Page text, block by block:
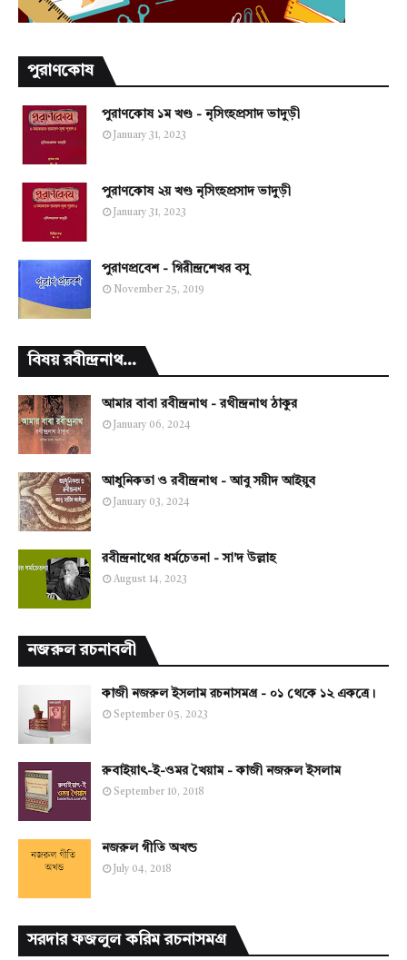
পুরাণকোষ
পুরাণকোষ ১ম খণ্ড - নৃসিংহপ্রসাদ ভাদুড়ী
January 31, 2023
পুরাণকোষ ২য় খণ্ড নৃসিংহপ্রসাদ ভাদুড়ী
January 31, 2023
পুরাণপ্রবেশ - গিরীন্দ্রশেখর বসু
November 25, 2019
বিষয় রবীন্দ্রনাথ...
আমার বাবা রবীন্দ্রনাথ - রথীন্দ্রনাথ ঠাকুর
January 06, 2024
আধুনিকতা ও রবীন্দ্রনাথ - আবু সয়ীদ আইয়ুব
January 03, 2024
রবীন্দ্রনাথের ধর্মচেতনা - সা'দ উল্লাহ
August 14, 2023
নজরুল রচনাবলী
কাজী নজরুল ইসলাম রচনাসমগ্র - ০১ থেকে ১২ একত্রে।
September 05, 2023
রুবাইয়াৎ-ই-ওমর খৈয়াম - কাজী নজরুল ইসলাম
September 10, 2018
নজরুল গীতি অখন্ড
July 04, 2018
সরদার ফজলুল করিম রচনাসমগ্র